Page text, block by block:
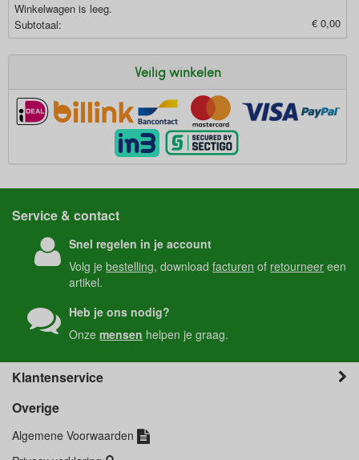
Winkelwagen is leeg.
Subtotaal:
€ 0,00
Veilig winkelen
Service & contact
Snel regelen in je account
Volg jebestelling, downloadfacturen of retourneer een
artikel.
Heb je ons nodig?
Onzemensen helpen je graag.
Klantenservice
Overige
Algemene Voorwaarden